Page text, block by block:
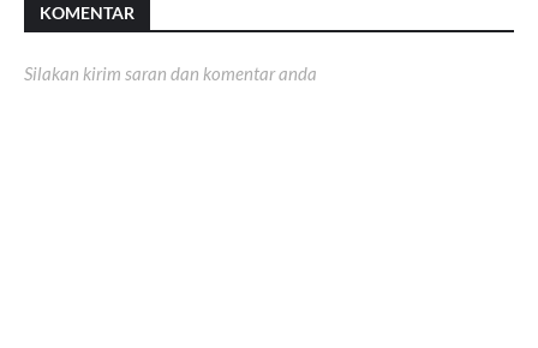
KOMENTAR
Silakan kirim saran dan komentar anda